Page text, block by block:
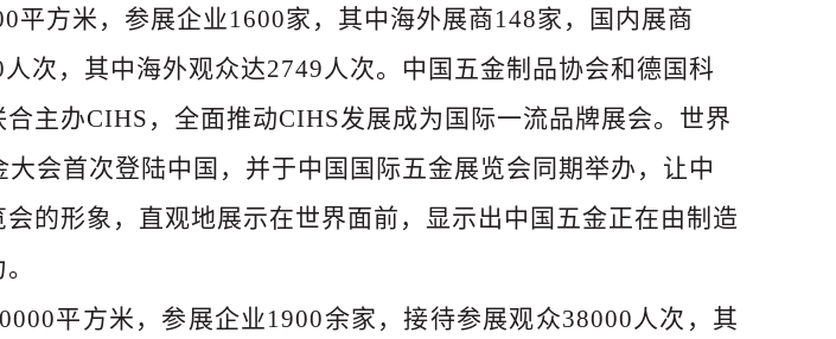
平方米，参展企业1600家，其中海外展商148家，国内展商
人次，其中海外观众达2749人次。中国五金制品协会和德国科
主办CIHS，全面推动CIHS发展成为国际一流品牌展会。世界
会首次登陆中国，并于中国国际五金展览会同期举办，让中
的形象，直观地展示在世界面前，显示出中国五金正在由制造
平方米，参展企业1900余家，接待参展观众38000人次，其